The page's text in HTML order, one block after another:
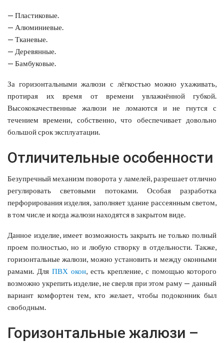
— Пластиковые.
— Алюминиевые.
— Тканевые.
— Деревянные.
— Бамбуковые.
За горизонтальными жалюзи с лёгкостью можно ухаживать,
протирая их время от времени увлажнённой губкой.
Высококачественные жалюзи не ломаются и не гнутся с
течением времени, собственно, что обеспечивает довольно
большой срок эксплуатации.
Отличительные особенности
Безупречный механизм поворота у ламелей, разрешает отлично
регулировать световыми потоками. Особая разработка
перфорирования изделия, заполняет здание рассеянным светом,
в том числе и когда жалюзи находятся в закрытом виде.
Данное изделие, имеет возможность закрыть не только полный
проем полностью, но и любую створку в отдельности. Также,
горизонтальные жалюзи, можно установить и между оконными
рамами. Для ПВХ окон, есть крепление, с помощью которого
возможно укрепить изделие, не сверля при этом раму — данный
вариант комфортен тем, кто желает, чтобы подоконник был
свободным.
Горизонтальные жалюзи –